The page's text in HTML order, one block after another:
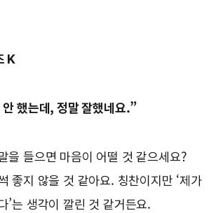
K
안 했는데, 정말 잘했네요.”
을 들으면 마음이 어떨 것 같으세요?
좋지 않을 것 같아요. 칭찬이지만 ‘제가
’는 생각이 깔린 것 같거든요.